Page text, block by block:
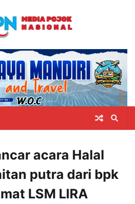
acara Halal
putra dari bpk
LSM LIRA